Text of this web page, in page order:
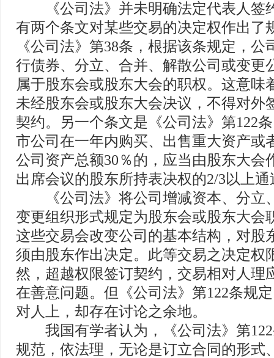
《公司法》并未明确法定代表人签
有两个条文对某些交易的决定权作出了
《公司法》第38条，根据该条规定，公
行债券、分立、合并、解散公司或变更
属于股东会或股东大会的职权。这意味
未经股东会或股东大会决议，不得对外
契约。另一个条文是《公司法》第122
市公司在一年内购买、出售重大资产或
公司资产总额30％的，应当由股东大会
出席会议的股东所持表决权的2/3以上通
《公司法》将公司增减资本、分立
变更组织形式规定为股东会或股东大会
这些交易会改变公司的基本结构，对股
须由股东作出决定。此等交易之决定权
然，超越权限签订契约，交易相对人理
在善意问题。但《公司法》第122条规
对人上，却存在讨论之余地。
我国有学者认为，《公司法》第122
规范，依法理，无论是订立合同的形式